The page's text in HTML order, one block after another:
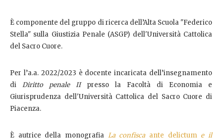
È componente del gruppo di ricerca dell’Alta Scuola "Federico
Stella" sulla Giustizia Penale (ASGP) dell'Università Cattolica
del Sacro Cuore.
Per l’a.a. 2022/2023 è docente incaricata dell’insegnamento
di Diritto penale IIpresso la Facoltà di Economia e
Giurisprudenza dell'Università Cattolica del Sacro Cuore di
Piacenza.
È autrice della monografia La confisca ante delictume il